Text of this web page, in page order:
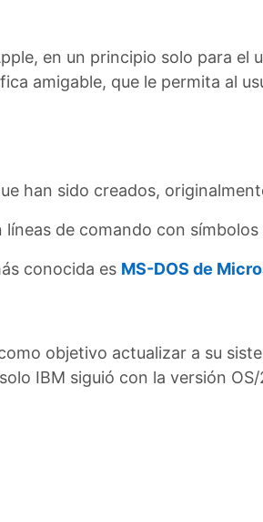
en un principio solo para el
amigable, que le permita al
han sido creados,
de comando con
conocida es MS-DOS de
objetivo actualizar a su
IBM siguió con la versión OS/